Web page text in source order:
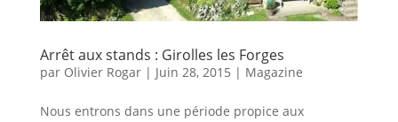
Arrêt aux stands : Girolles les Forges
par Olivier Rogar| Juin 28, 2015 | Magazine
Nous entrons dans une période propice aux